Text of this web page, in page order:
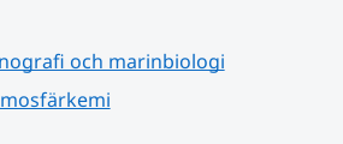
och marinbiologi